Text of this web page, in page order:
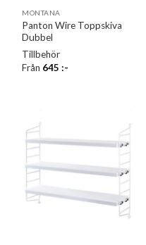
MONTANA
Panton Wire Toppskiva
Dubbel
Tillbehör
Från 645:-